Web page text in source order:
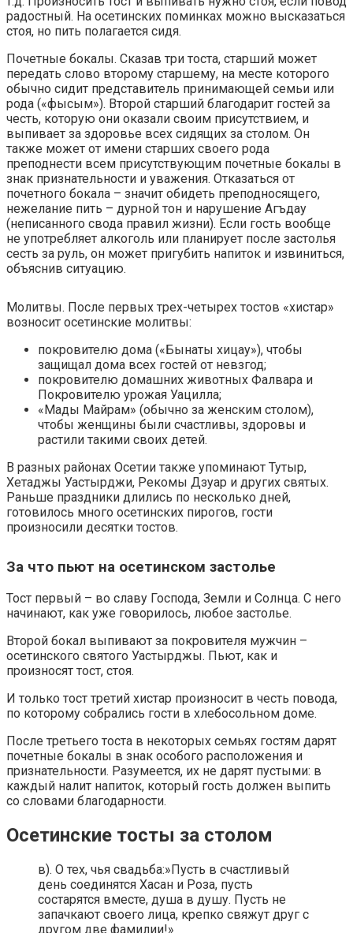
радостный. На осетинских поминках можно высказаться
стоя, но пить полагается сидя.
Почетные бокалы. Сказав три тоста, старший может
передать слово второму старшему, на месте которого
обычно сидит представитель принимающей семьи или
рода («фысым»). Второй старший благодарит гостей за
честь, которую они оказали своим присутствием, и
выпивает за здоровье всех сидящих за столом. Он
также может от имени старших своего рода
преподнести всем присутствующим почетные бокалы в
знак признательности и уважения. Отказаться от
почетного бокала – значит обидеть преподносящего,
нежелание пить – дурной тон и нарушение Агъдау
(неписанного свода правил жизни). Если гость вообще
не употребляет алкоголь или планирует после застолья
сесть за руль, он может пригубить напиток и извиниться,
объяснив ситуацию.
Молитвы. После первых трех-четырех тостов «хистар»
возносит осетинские молитвы:
покровителю дома («Бынаты хицау»), чтобы
защищал дома всех гостей от невзгод;
покровителю домашних животных Фалвара и
Покровителю урожая Уацилла;
«Мады Майрам» (обычно за женским столом),
чтобы женщины были счастливы, здоровы и
растили такими своих детей.
В разных районах Осетии также упоминают Тутыр,
Хетаджы Уастырджи, Рекомы Дзуар и других святых.
Раньше праздники длились по несколько дней,
готовилось много осетинских пирогов, гости
произносили десятки тостов.
За что пьют на осетинском застолье
Тост первый – во славу Господа, Земли и Солнца. С него
начинают, как уже говорилось, любое застолье.
Второй бокал выпивают за покровителя мужчин –
осетинского святого Уастырджы. Пьют, как и
произносят тост, стоя.
И только тост третий хистар произносит в честь повода,
по которому собрались гости в хлебосольном доме.
После третьего тоста в некоторых семьях гостям дарят
почетные бокалы в знак особого расположения и
признательности. Разумеется, их не дарят пустыми: в
каждый налит напиток, который гость должен выпить
со словами благодарности.
Осетинские тосты за столом
в). О тех, чья свадьба:»Пусть в счастливый
день соединятся Хасан и Роза, пусть
состарятся вместе, душа в душу. Пусть не
запачкают своего лица, крепко свяжут друг с
другом две фамилии!»